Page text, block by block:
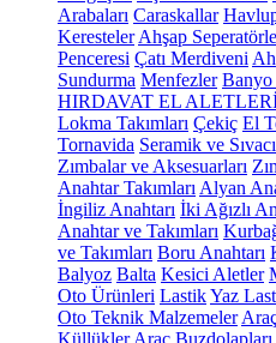
Arabaları Caraskallar
Keresteler Ahşap
Penceresi Çatı Merdiveni
Sundurma Menfezler
HIRDAVAT EL
Lokma Takımları Çekiç El
Tornavida Seramik ve
Zımbalar ve Aksesuarları
Anahtar Takımları Alyan
İngiliz Anahtarı İki Ağızlı
Anahtar ve Takımları
ve Takımları Boru Anahtarı
Balyoz Balta Kesici Aletler
Oto Ürünleri LastikYaz
Oto Teknik Malzemeler
Küllükler Araç Buzdolapları